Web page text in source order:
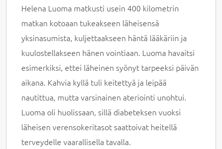
Helena Luoma matkusti usein 400 kilometrin
matkan kotoaan tukeakseen läheisensä
yksinasumista, kuljettaakseen häntä lääkäriin ja
kuulostellakseen hänen vointiaan. Luoma havaitsi
esimerkiksi, ettei läheinen syönyt tarpeeksi päivän
aikana. Kahvia kyllä tuli keitettyä ja leipää
nautittua, mutta varsinainen ateriointi unohtui.
Luoma oli huolissaan, sillä diabeteksen vuoksi
läheisen verensokeritasot saattoivat heitellä
terveydelle vaarallisella tavalla.